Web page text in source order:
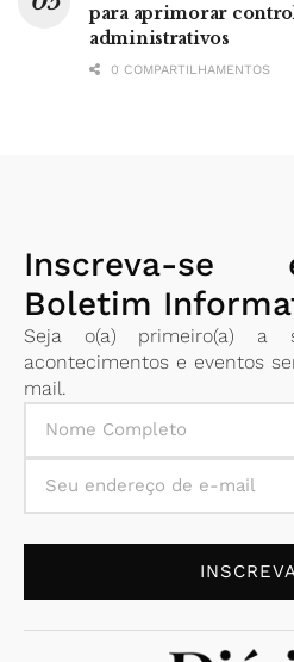
para aprimorar
administrativos
0 COMPARTILHAMENTOS
Inscreva-se
Boletim
Seja o(a) primeiro(a) a
acontecimentos e eventos
mail.